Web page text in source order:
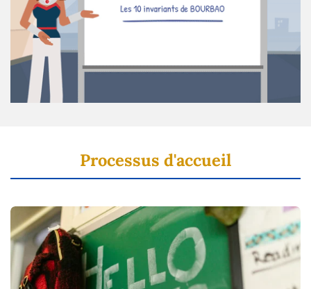
Processus d'accueil